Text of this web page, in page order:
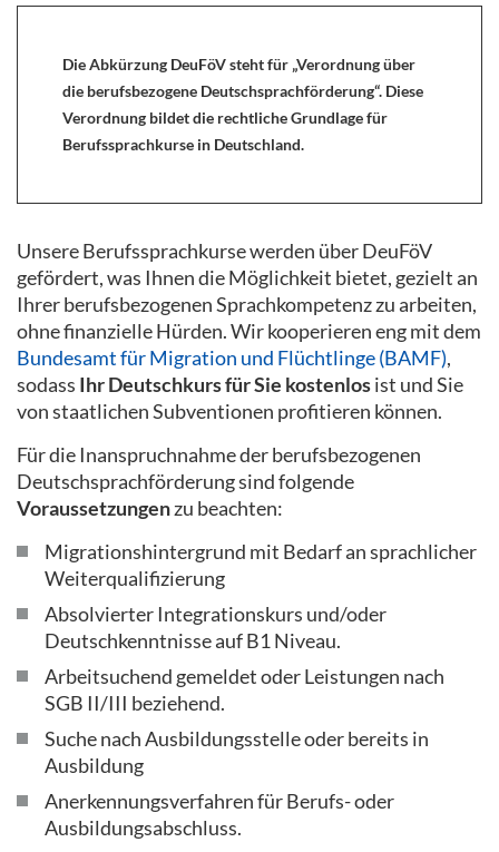
Die Abkürzung DeuFöV steht für „Verordnung über
die berufsbezogene Deutschsprachförderung“. Diese
Verordnung bildet die rechtliche Grundlage für
Berufssprachkurse in Deutschland.
Unsere Berufssprachkurse werden über DeuFöV
gefördert, was Ihnen die Möglichkeit bietet, gezielt an
Ihrer berufsbezogenen Sprachkompetenz zu arbeiten,
ohne finanzielle Hürden. Wir kooperieren eng mit dem
Bundesamt für Migration und Flüchtlinge (BAMF),
sodass Ihr Deutschkurs für Sie kostenlosist und Sie
von staatlichen Subventionen profitieren können.
Für die Inanspruchnahme der berufsbezogenen
Deutschsprachförderung sind folgende
Voraussetzungenzu beachten:
Migrationshintergrund mit Bedarf an sprachlicher
Weiterqualifizierung
Absolvierter Integrationskurs und/oder
Deutschkenntnisse auf B1 Niveau.
Arbeitsuchend gemeldet oder Leistungen nach
SGB II/III beziehend.
Suche nach Ausbildungsstelle oder bereits in
Ausbildung
Anerkennungsverfahren für Berufs- oder
Ausbildungsabschluss.